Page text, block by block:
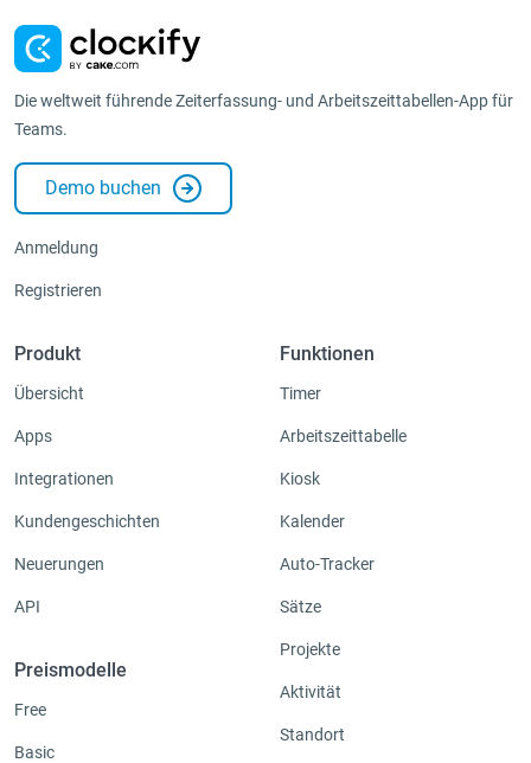
Die weltweit führende Zeiterfassung- und Arbeitszeittabellen-App für
Teams.
Demo buchen
Anmeldung
Registrieren
Produkt
Übersicht
Apps
Integrationen
Kundengeschichten
Neuerungen
API
Preismodelle
Free
Basic
Funktionen
Timer
Arbeitszeittabelle
Kiosk
Kalender
Auto-Tracker
Sätze
Projekte
Aktivität
Standort